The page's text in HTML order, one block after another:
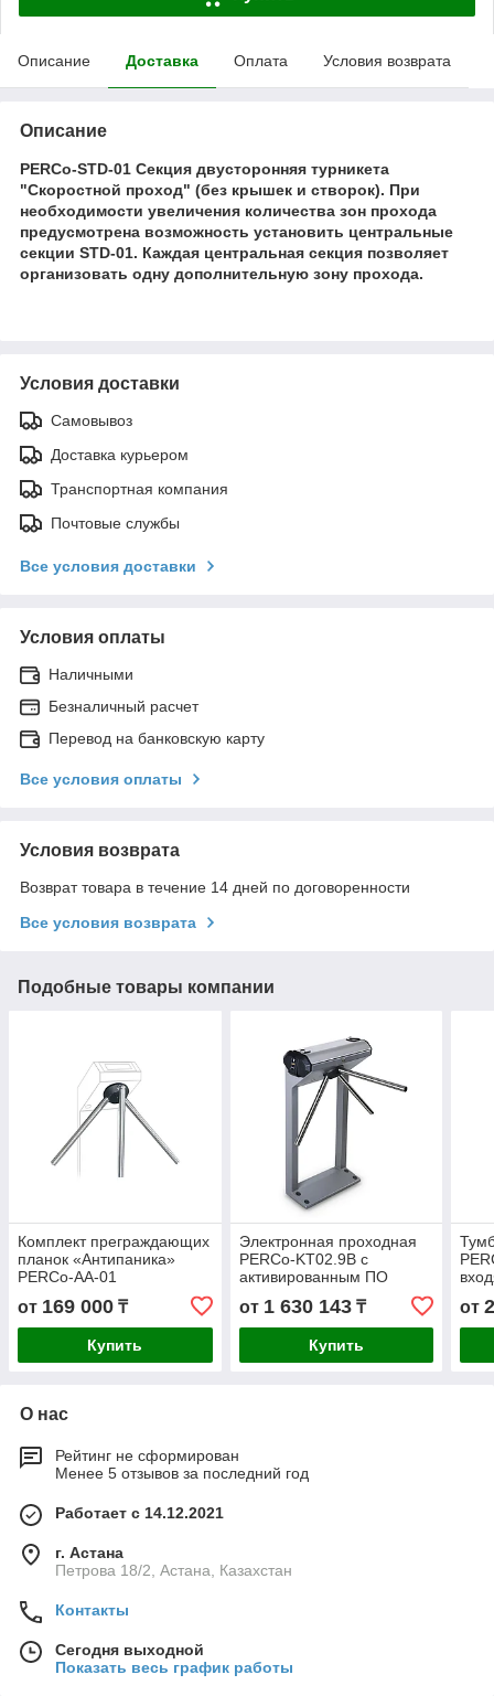
Описание Доставка Оплата Условия возврата
Описание
PERCo-STD-01 Секция двусторонняя турникета
"Скоростной проход" (без крышек и створок). При
необходимости увеличения количества зон прохода
предусмотрена возможность установить центральные
секции STD-01. Каждая центральная секция позволяет
организовать одну дополнительную зону прохода.
Условия доставки
Самовывоз
Доставка курьером
Транспортная компания
Почтовые службы
Все условия доставки
Условия оплаты
Наличными
Безналичный расчет
Перевод на банковскую карту
Все условия оплаты
Условия возврата
Возврат товара в течение 14 дней по договоренности
Все условия возврата
Подобные товары компании
Комплект преграждающих
планок «Антипаника»
PERCo-AA-01
от 169 000 ₸
Купить
Электронная проходная
PERCo-KT02.9B с
активированным ПО
PERCo-WS и PERCo-WM-
01. Планки не входят в к
от 1 630 143₸
Купить
от
О нас
Рейтинг не сформирован
Менее 5 отзывов за последний год
Работает с 14.12.2021
г. Астана
Петрова 18/2, Астана, Казахстан
Контакты
Сегодня выходной
Показать весь график работы